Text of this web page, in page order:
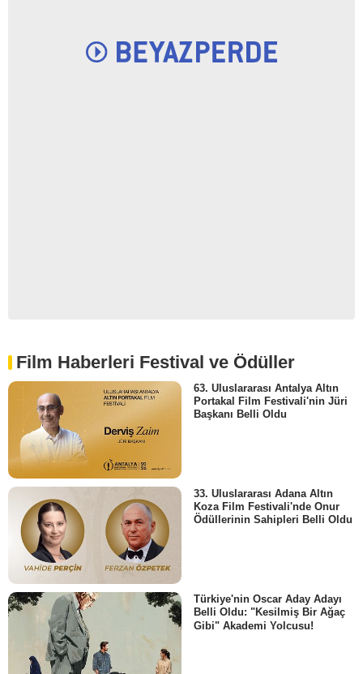
Film Haberleri Festival ve Ödüller
63. Uluslararası Antalya Altın
Portakal Film Festivali'nin Jüri
Başkanı Belli Oldu
33. Uluslararası Adana Altın
Koza Film Festivali'nde Onur
Ödüllerinin Sahipleri Belli Oldu
Türkiye'nin Oscar Aday Adayı
Belli Oldu: "Kesilmiş Bir Ağaç
Gibi" Akademi Yolcusu!